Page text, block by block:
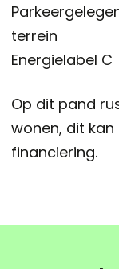
terrein
Energielabel C
Op dit pand
wonen, dit
financiering.